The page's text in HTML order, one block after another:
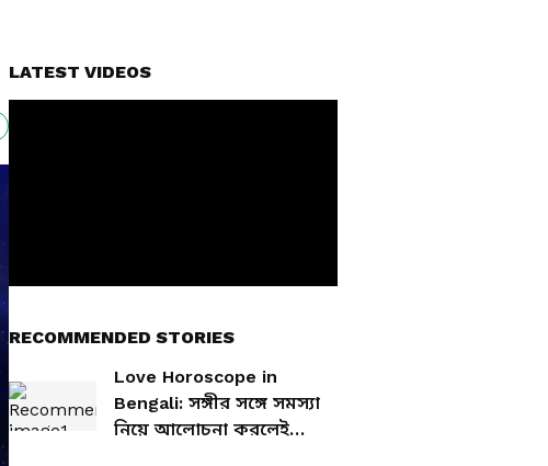
LATEST VIDEOS
RECOMMENDED STORIES
Love Horoscope in
Bengali: সঙ্গীর সঙ্গে সমস্যা
নিয়ে আলোচনা করলেই